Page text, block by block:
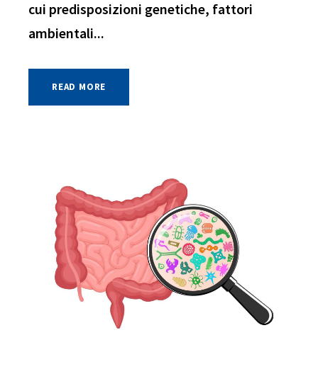
cui predisposizioni genetiche, fattori
ambientali...
READ MORE